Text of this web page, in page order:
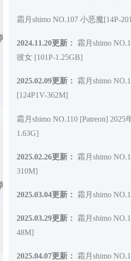
霜月shimo NO.107 小恶魔[14P-
2024.11.20更新：
霜月shimo
彼女 [101P-1.25GB]
2025.02.09更新： 霜月shimo
[124P1V-362M]
霜月shimo NO.110 [Patreon] 2025
1.63G]
2025.02.26更新：
霜月shimo
310M]
2025.03.04更新： 霜月shimo
2025.03.29更新：
霜月shimo
48M]
2025.04.07更新：
霜月shimo